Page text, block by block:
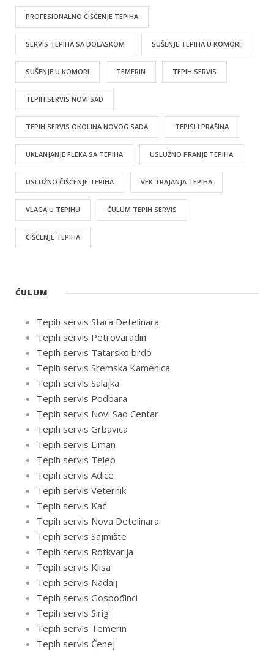
PROFESIONALNO ČIŠĆENJE TEPIHA
SERVIS TEPIHA SA DOLASKOM SUŠENJE TEPIHA U KOMORI
SUŠENJE U KOMORI TEMERIN TEPIH SERVIS
TEPIH SERVIS NOVI SAD
TEPIH SERVIS OKOLINA NOVOG SADA TEPISI I PRAŠINA
UKLANJANJE FLEKA SA TEPIHA USLUŽNO PRANJE TEPIHA
USLUŽNO ČIŠĆENJE TEPIHA VEK TRAJANJA TEPIHA
VLAGA U TEPIHU ĆULUM TEPIH SERVIS
ČIŠĆENJE TEPIHA
ĆULUM
Tepih servis Stara Detelinara
Tepih servis Petrovaradin
Tepih servis Tatarsko brdo
Tepih servis Sremska Kamenica
Tepih servis Salajka
Tepih servis Podbara
Tepih servis Novi Sad Centar
Tepih servis Grbavica
Tepih servis Liman
Tepih servis Telep
Tepih servis Adice
Tepih servis Veternik
Tepih servis Kać
Tepih servis Nova Detelinara
Tepih servis Sajmište
Tepih servis Rotkvarija
Tepih servis Klisa
Tepih servis Nadalj
Tepih servis Gospođinci
Tepih servis Sirig
Tepih servis Temerin
Tepih servis Čenej